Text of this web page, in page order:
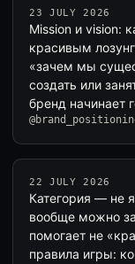
23 JULY 2026
Mission и vision:
красивым
«зачем мы
создать или
бренд начинает
22 JULY 2026
Категория — не
вообще можно
помогает не
правила игры: